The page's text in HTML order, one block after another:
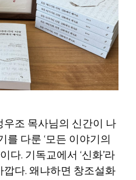
조 목사님의 신간이 나
를 다룬 ‘모든 이야기의
다. 기독교에서 ‘신화’라
다. 왜냐하면 창조설화